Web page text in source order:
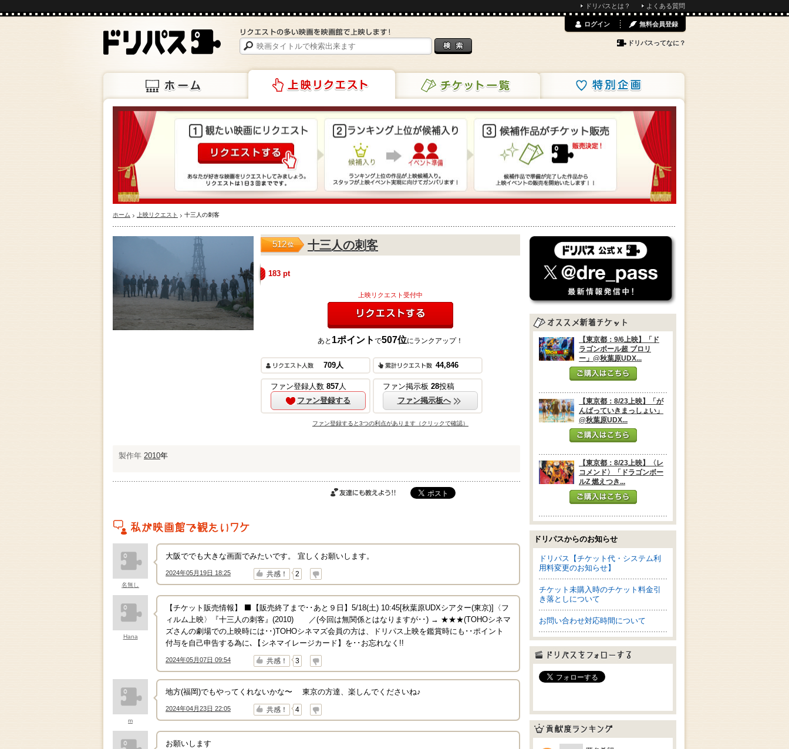
ドリパスとは？ よくある質問
チケット一覧 特別企画
ログイン 無料会員登録
ドリパスってなに？
ホーム 上映リクエスト 十三人の刺客
512位 十三人の刺客
183 pt
上映リクエスト受付中
リクエストする
あと 1ポイント で507位にランクアップ！
709人 44,846
ファン登録人数 857人
ファン登録する
ファン掲示板 28投稿
ファン掲示板へ
ファン登録すると3つの利点があります（クリックで確認）
製作年 2010年
私がこの作品を映画館で観たいワケ
名無し
大阪ででも大きな画面でみたいです。 宜しくお願いします。
2024年05月19日 18:25
↑ 共感！ 2
↓
Hana
【チケット販売情報】 ⬛【販売終了まで･･あと９日】5/18(土) 10:45[秋葉原UDXシアター(東京)]〈フ
ィルム上映〉『十三人の刺客』(2010) ／(今回は無関係とはなりますが･･) → ★★★(TOHOシネマ
ズさんの劇場での上映時には･･)TOHOシネマズ会員の方は、ドリパス上映を鑑賞時にも･･ポイント
付与を自己申告する為に､【シネマイレージカード】を･･お忘れなく!!
2024年05月07日 09:54
↑ 共感！ 3
↓
m
地方(福岡)でもやってくれないかな〜 東京の方達、楽しんでくださいね♪
2024年04月23日 22:05
↑ 共感！ 4
↓
お願いします
【東京都：9/6上映】「ド
ラゴンボール超 ブロリ
ー」@秋葉原UDX...
ご購入はこちら
【東京都：8/23上映】「が
んばっていきまっしょい」
@秋葉原UDX...
【東京都：8/23上映】〈レ
コメンド〉「ドラゴンボー
ルZ 燃えつき...
ご購入はこちら
ドリパスからのお知らせ
ドリパス【チケット代・システム利
用料変更のお知らせ】
チケット未購入時のチケット料金引
き落としについて
お問い合わせ対応時間について
ドリパスをフォローする
貢献度ランキング